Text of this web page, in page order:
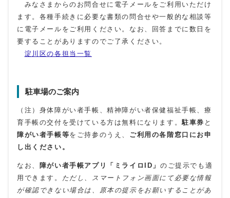
みなさまからのお問合せに電子メールをご利用いただけ
ます。各種手続きに必要な書類の問合せや一般的な相談等
に電子メールをご利用ください。なお、回答までに数日を
要することがありますのでご了承ください。
淀川区の各担当一覧
駐車場のご案内
（注）身体障がい者手帳、精神障がい者保健福祉手帳、療
育手帳の交付を受けている方は無料になります。駐車券 と
障がい者手帳等をご持参のうえ、 ご利用の各階窓口にお申
し出ください。
なお、 障がい者手帳アプリ「ミライロID」のご提示でも適
用できます。
ただし、スマートフォン画面にて必要な情報
が確認できない場合は、原本の提示をお願いすることがあ